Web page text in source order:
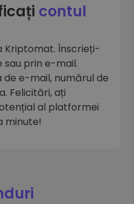
contul
Kriptomat. Înscrieți-
sau prin e-mail.
e-mail, numărul de
Felicitări, ați
al platformei
minute!